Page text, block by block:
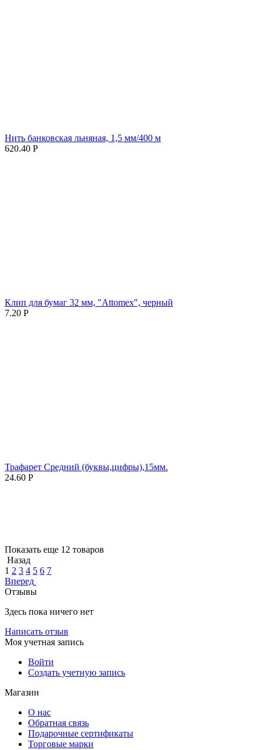
Нить банковская льняная, 1,5 мм/400 м
620.40 Р
Клип для бумаг 32 мм, "Attomex", черный
7.20 Р
Трафарет Средний (буквы,цифры),15мм.
24.60 Р
Показать еще 12 товаров
Назад
1 2 3 4 5 6 7
Вперед
Отзывы
Здесь пока ничего нет
Написать отзыв
Моя учетная запись
Войти
Создать учетную запись
Магазин
О нас
Обратная связь
Подарочные сертификаты
Торговые марки